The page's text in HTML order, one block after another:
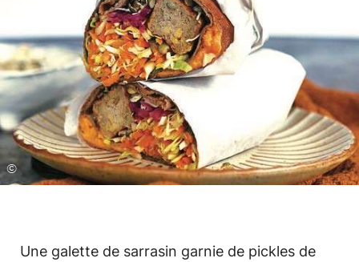
©
Une galette de sarrasin garnie de pickles de